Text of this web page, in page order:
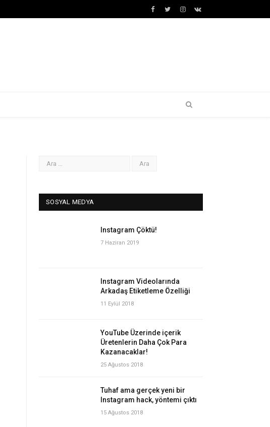
Facebook
Twitterİnstagram+
VK
SOSYAL MEDYA
Instagram Çöktü!
7 Haziran 2019
Instagram Videolarında
Arkadaş Etiketleme Özelliği
11 Eylül 2018
YouTube Üzerinde içerik
Üretenlerin Daha Çok Para
Kazanacaklar!
25 Ağustos 2018
Tuhaf ama gerçek yeni bir
Instagram hack, yöntemi çıktı
15 Ağustos 2018